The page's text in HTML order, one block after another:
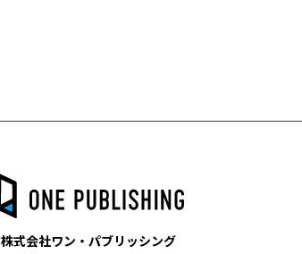
株式会社ワン・パブリッシング